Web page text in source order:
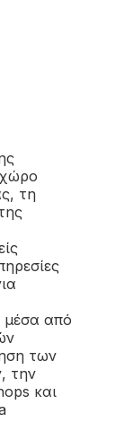
τη
μέσα από
των
την
και